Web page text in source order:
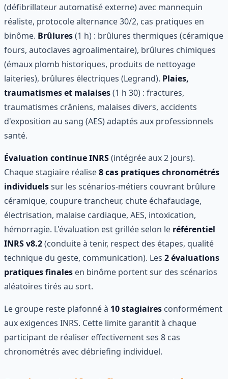
(défibrillateur automatisé externe) avec mannequin
réaliste, protocole alternance 30/2, cas pratiques en
binôme. Brûlures(1 h) : brûlures thermiques (céramique
fours, autoclaves agroalimentaire), brûlures chimiques
(émaux plomb historiques, produits de nettoyage
laiteries), brûlures électriques (Legrand). Plaies,
traumatismes et malaises(1 h 30) : fractures,
traumatismes crâniens, malaises divers, accidents
d'exposition au sang (AES) adaptés aux professionnels
santé.
Évaluation continue INRS(intégrée aux 2 jours).
Chaque stagiaire réalise8 cas pratiques chronométrés
individuelssur les scénarios-métiers couvrant brûlure
céramique, coupure trancheur, chute échafaudage,
électrisation, malaise cardiaque, AES, intoxication,
hémorragie. L'évaluation est grillée selon le référentiel
INRS v8.2(conduite à tenir, respect des étapes, qualité
technique du geste, communication). Les 2 évaluations
pratiques finales en binôme portent sur des scénarios
aléatoires tirés au sort.
Le groupe reste plafonné à 10 stagiaires conformément
aux exigences INRS. Cette limite garantit à chaque
participant de réaliser effectivement ses 8 cas
chronométrés avec débriefing individuel.